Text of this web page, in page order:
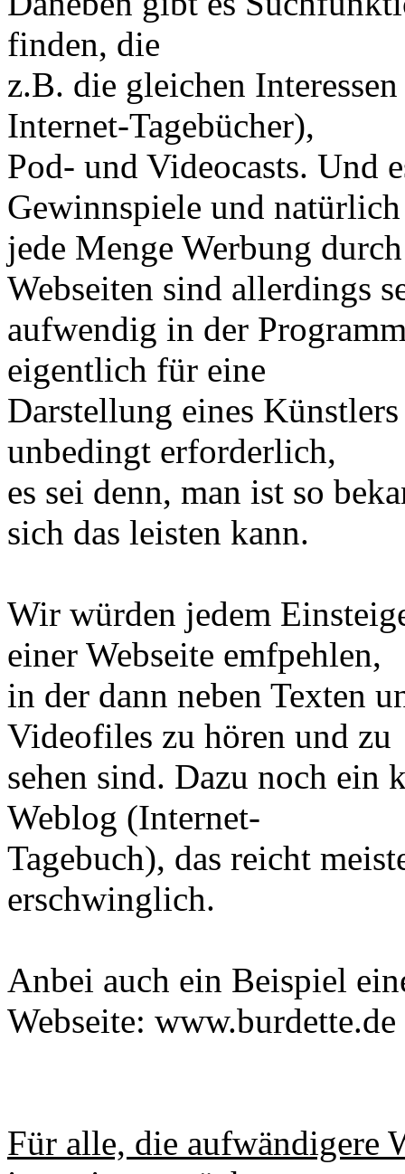
finden, die
z.B. die gleichen
Internet-Tagebücher),
Pod- und Videocasts. Und
Gewinnspiele und natürlich
jede Menge Werbung
Webseiten sind allerdings
aufwendig in der
eigentlich für eine
Darstellung eines
unbedingt erforderlich,
es sei denn, man ist so
sich das leisten kann.
Wir würden jedem
einer Webseite emfpehlen,
in der dann neben Texten
Videofiles zu hören und zu
sehen sind. Dazu noch ein
Weblog (Internet-
Tagebuch), das reicht
erschwinglich.
Anbei auch ein Beispiel
Webseite: www.burdette.de
Für alle, die aufwändigere